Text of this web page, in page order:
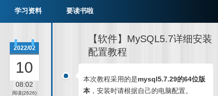
学习资料 要读书啦
【软件】MySQL5.7详细安装
配置教程
2022/02
10
08:02
阅读(2626)
本次教程采用的是mysql5.7.29的64位版
本 ，安装时请根据自己的电脑配置。